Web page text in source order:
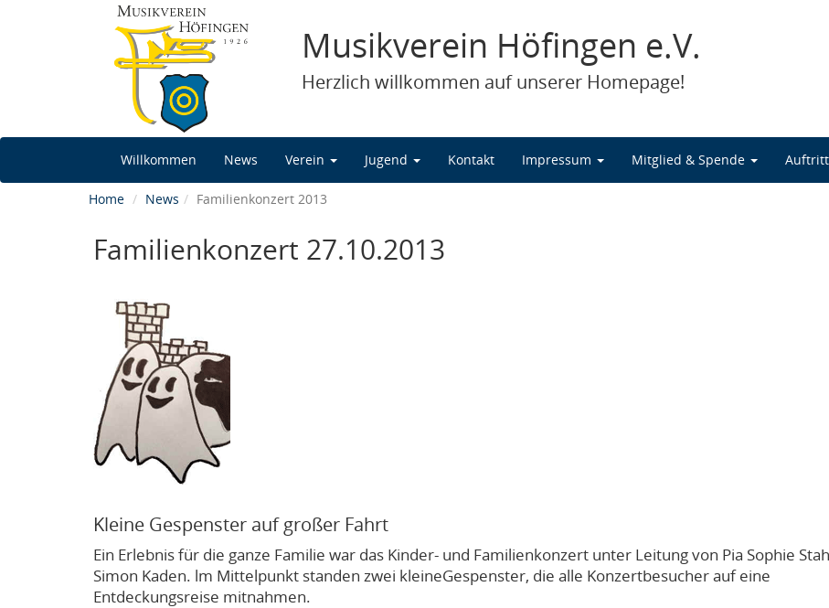
Musikverein Höfingen e.V.
Herzlich willkommen auf unserer Homepage!
Willkommen News Verein Jugend Kontakt Impressum Mitglied & Spende
Home News Familienkonzert 2013
Familienkonzert 27.10.2013
Kleine Gespenster auf großer Fahrt
Ein Erlebnis für die ganze Familie war das Kinder- und Familienkonzert unter Leitung von Pia Sophie
Simon Kaden. lm Mittelpunkt standen zwei kleineGespenster, die alle Konzertbesucher auf eine
Entdeckungsreise mitnahmen.